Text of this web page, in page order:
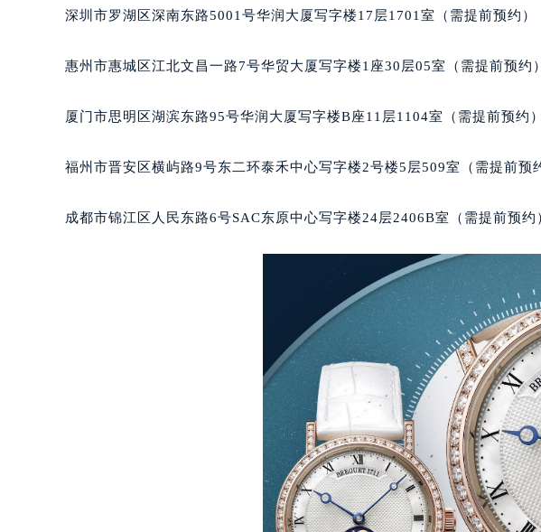
黑龙江省黑河市爱辉区中央街宝玑售后服务中心（需提前预
黑龙江省佳木斯市向阳区长安路宝玑售后服务中心（需提前
黑龙江省七台河市桃山区大同街宝玑售后服务中心（需提前
黑龙江省双鸭山市尖山区新兴大街宝玑售后服务中心（需提
黑龙江省伊春市伊美区通河路宝玑售后服务中心（需提前预
吉林省白山市浑江区浑江大街宝玑售后服务中心（需提前
吉林省吉林市船营区河南街宝玑售后服务中心（需提前预约
吉林省辽源市龙山区人民大街宝玑售后服务中心（需提前
吉林省梅河口市新华街道梅河大街宝玑售后服务中心（需
吉林省四平市铁东区紫气大路与南九经街交汇处宝玑售后
吉林省松原市宁江区五环大街宝玑售后服务中心（需提前
吉林省通化市东昌区环通乡江南大街宝玑售后服务中心（
吉林省延边市延吉市解放路宝玑售后服务中心（需提前预
辽宁省鞍山市铁东区站前街宝玑售后服务中心（需提前预
辽宁省本溪市平山区胜利路宝玑售后服务中心（需提前预
辽宁省朝阳市双塔区新华路宝玑售后服务中心（需提前预
深圳市罗湖区深南东路5001号华润大厦写字楼17层1701室（需提前预约）
惠州市惠城区江北文昌一路7号华贸大厦写字楼1座30层05室（需提前预约）
厦门市思明区湖滨东路95号华润大厦写字楼B座11层1104室（需提前预约）
福州市晋安区横屿路9号东二环泰禾中心写字楼2号楼5层509室（需提前预
成都市锦江区人民东路6号SAC东原中心写字楼24层2406B室（需提前预约